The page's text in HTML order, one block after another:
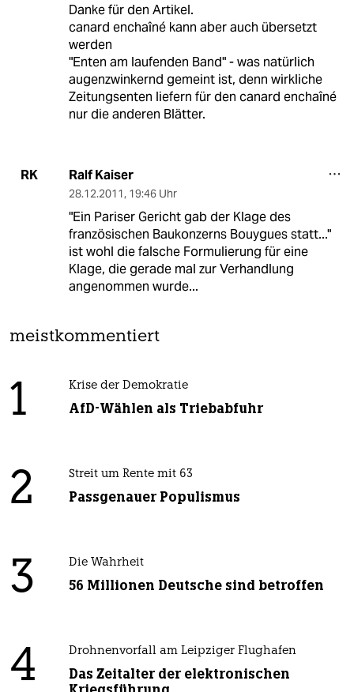
Danke für den Artikel.
canard enchaîné kann aber auch übersetzt
werden
"Enten am laufenden Band" - was natürlich
augenzwinkernd gemeint ist, denn wirkliche
Zeitungsenten liefern für den canard enchaîné
nur die anderen Blätter.
RK Ralf Kaiser
28.12.2011, 19:46 Uhr
"Ein Pariser Gericht gab der Klage des
französischen Baukonzerns Bouygues statt..."
ist wohl die falsche Formulierung für eine
Klage, die gerade mal zur Verhandlung
angenommen wurde...
meistkommentiert
1 Krise der Demokratie
AfD-Wählen als Triebabfuhr
2 Streit um Rente mit 63
Passgenauer Populismus
3 Die Wahrheit
56 Millionen Deutsche sind betroffen
4 Drohnenvorfall am Leipziger Flughafen
Das Zeitalter der elektronischen